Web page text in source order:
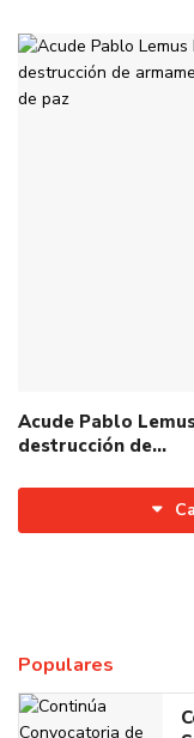
Acude Pablo
destrucción de…
Populares